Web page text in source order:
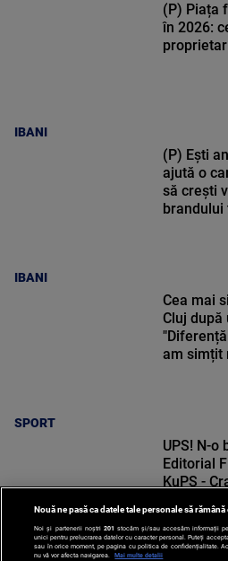
IBANI
(P) Piața
în 2026:
IBANI
(P) Ești
ajută o
să crești
brandului
SPORT
Cea mai
Cluj după
am simțit
UPS! N-o
Editorial
KuPS -
Nouă ne pasă ca datele tale personale să
Noi și partenerii noștri 201 stocăm și/sau accesăm informații
unici pentru prelucrarea datelor cu caracter personal. Puteți
sau în orice moment, pe pagina cu politica de confidențialitate.
nu vă vor afecta navigarea.
Mai multe detalii